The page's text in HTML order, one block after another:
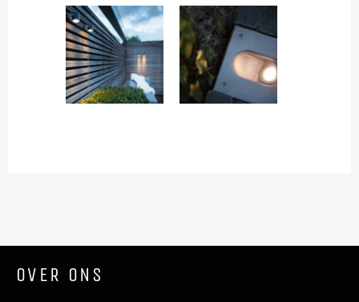
OVER ONS